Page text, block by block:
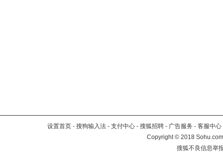
设置首页 - 搜狗输入法 - 支付中心 - 搜狐招聘 - 广告服务 - 客服中心
Copyright©2018
搜狐不良信息举